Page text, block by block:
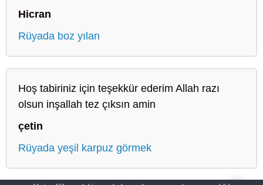
Hicran
Rüyada boz yılan
Hoş tabiriniz için teşekkür ederim Allah razı
olsun inşallah tez çıksın amin
çetin
Rüyada yeşil karpuz görmek